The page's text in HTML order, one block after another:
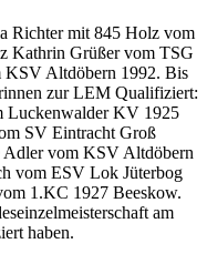
Richter mit 845 Holz vom
Kathrin Grüßer vom TSG
KSV Altdöbern 1992. Bis
zur LEM Qualifiziert:
Luckenwalder KV 1925
SV Eintracht Groß
Adler vom KSV Altdöbern
vom ESV Lok Jüterbog
1.KC 1927 Beeskow.
am
haben.